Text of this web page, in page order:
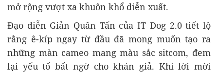
mở rộng vượt xa khuôn khổ diễn xuất.
Đạo diễn Giản Quân Tấn của IT Dog 2.0 tiết lộ
rằng ê-kíp ngay từ đầu đã mong muốn tạo ra
những màn cameo mang màu sắc sitcom, đem
lại yếu tố bất ngờ cho khán giả. Khi lời mời